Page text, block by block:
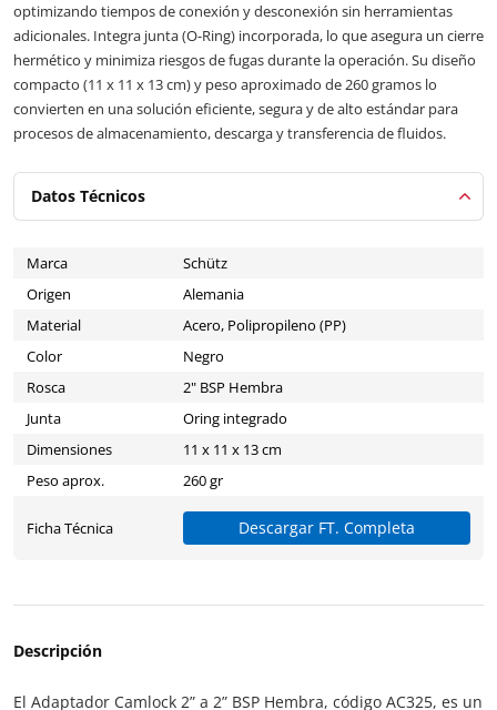
optimizando tiempos de conexión y desconexión sin herramientas
adicionales. Integra junta (O-Ring) incorporada, lo que asegura un cierre
hermético y minimiza riesgos de fugas durante la operación. Su diseño
compacto (11 x 11 x 13 cm) y peso aproximado de 260 gramos lo
convierten en una solución eficiente, segura y de alto estándar para
procesos de almacenamiento, descarga y transferencia de fluidos.
Datos Técnicos
Marca
Schütz
Origen
Alemania
Material
Acero, Polipropileno (PP)
Color
Negro
Rosca
2" BSP Hembra
Junta
Oring integrado
Dimensiones
11 x 11 x 13 cm
Peso aprox.
260 gr
Ficha Técnica Descargar FT. Completa
Descripción
El Adaptador Camlock 2” a 2” BSP Hembra, código AC325, es un